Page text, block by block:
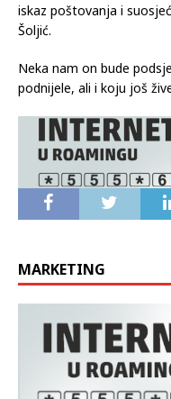
iskaz poštovanja i
Šoljić.
Neka nam on bude
podnijele, ali i koju još
MARKETING